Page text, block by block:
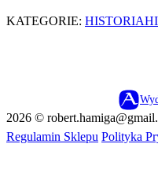
KATEGORIE: HISTORIA
2026 ©
Regulamin Sklepu Polityka